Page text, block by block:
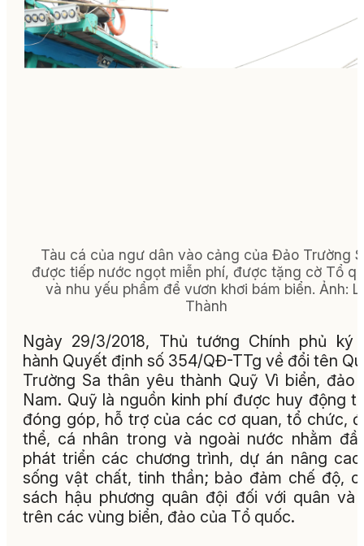
Tàu cá của ngư dân vào cảng của Đảo Trường
được tiếp nước ngọt miễn phí, được tặng cờ Tổ
và nhu yếu phẩm để vươn khơi bám biển. Ảnh:
Thành
Ngày 29/3/2018, Thủ tướng Chính phủ ký
hành Quyết định số 354/QĐ-TTg về đổi tên
Trường Sa thân yêu thành Quỹ Vì biển, đảo
Nam. Quỹ là nguồn kinh phí được huy động
đóng góp, hỗ trợ của các cơ quan, tổ chức,
thể, cá nhân trong và ngoài nước nhằm
phát triển các chương trình, dự án nâng
sống vật chất, tinh thần; bảo đảm chế độ,
sách hậu phương quân đội đối với quân và
trên các vùng biển, đảo của Tổ quốc.